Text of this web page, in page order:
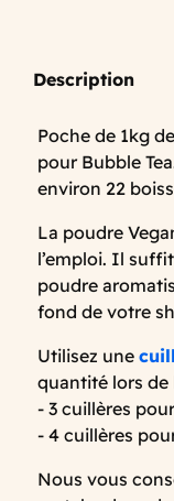
Description
Poche de 1kg
pour Bubble
environ 22
La poudre
l’emploi. Il
poudre
fond de votre
Utilisez une
quantité lors de
- 3 cuillères
- 4 cuillères
Nous vous